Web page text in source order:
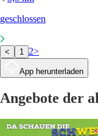
geschlossen
< 1 2>
App herunterladen
Angebote der